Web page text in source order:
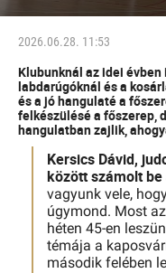
2026.06.28. 11:53
Klubunknál az idei
labdarúgóknál és a
és a jó hangulaté a
felkészülésé a főszerep,
hangulatban zajlik,
Kersics Dávid,
között számolt
vagyunk vele,
úgymond. Most
héten 45-en
témája a
második felében